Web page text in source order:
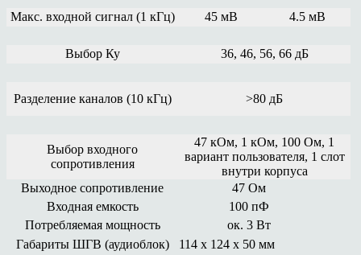
Макс. входной сигнал (1 кГц) 45 мВ 4.5 мВ
Выбор Ку 36, 46, 56, 66 дБ
Разделение каналов (10 кГц) >80 дБ
Выбор входного
сопротивления
47 кОм, 1 кОм, 100 Ом, 1
вариант пользователя, 1 слот
внутри корпуса
Выходное сопротивление
47 Ом
Входная емкость
100 пФ
Потребляемая мощность
ок. 3 Вт
Габариты ШГВ (аудиоблок)
114 х 124 х 50 мм